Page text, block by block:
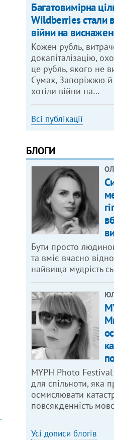
Багатовимірна
Wildberries стали
війни на
Кожен рубль,
докапіталізацію,
це рубль, якого не
Сумах, Запоріжжю й
хотіли війни на…
Всі публікації
БЛОГИ
Бути просто
та вміє вчасно
найвища мудрість
MYPH Photo
для спільноти, яка
осмислювати
повсякденність
Усі дописи блогів